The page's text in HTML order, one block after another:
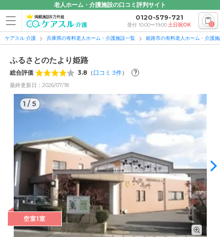
老人ホーム・介護施設の口コミ評判サイト
掲載施設5万件超 0120-579-721
受付 10:00〜19:00土日祝OK 0
ケアスル 介護 兵庫県の有料老人ホーム・介護施設一覧 姫路市の有料老人ホーム・介護
ふるさとのたより姫路
総合評価 3.8 （ 口コミ 3件） ?
最終更新日：2026/07/18
1 /5
1/5
空室1室